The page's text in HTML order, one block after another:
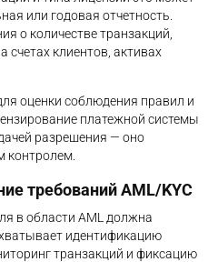
или годовая отчетность.
о количестве транзакций,
счетах клиентов, активах
оценки соблюдения правил и
платежной системы
разрешения — оно
контролем.
требований AML/KYC
в области AML должна
идентификацию
транзакций и фиксацию